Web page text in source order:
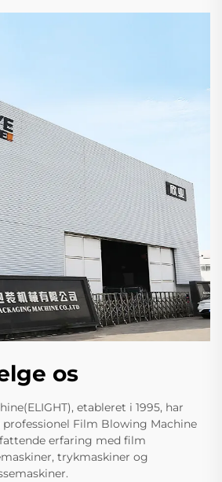
os
etableret i 1995, har
Film Blowing Machine
erfaring med film
trykmaskiner og